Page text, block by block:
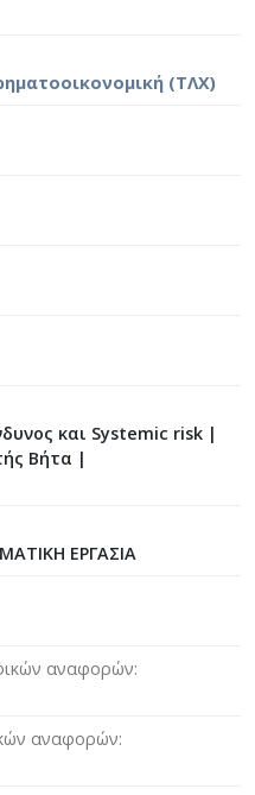
(ΤΛΧ)
και Systemic risk |
Βήτα |
ΕΡΓΑΣΙΑ
αναφορών
αναφορών